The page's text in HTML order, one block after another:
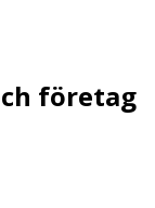
företag